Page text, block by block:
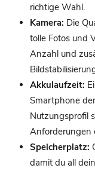
richtige Wahl.
Kamera: Die
tolle Fotos und
Anzahl und
Akkulaufzeit:
Smartphone
Nutzungsprofil
Anforderungen
Speicherplatz:
damit du all